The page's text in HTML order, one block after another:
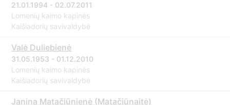
21.01.1994 - 02.07.2011
Lomenių kaimo kapinės
Kaišiadorių savivaldybė
Valė Duliebienė
31.05.1953 - 01.12.2010
Lomenių kaimo kapinės
Kaišiadorių savivaldybė
Janina Matačiūnienė (Matačiūnaitė)